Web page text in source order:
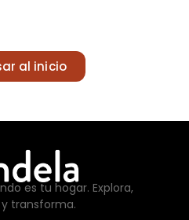
al inicio
es tu hogar. Explora,
transforma.